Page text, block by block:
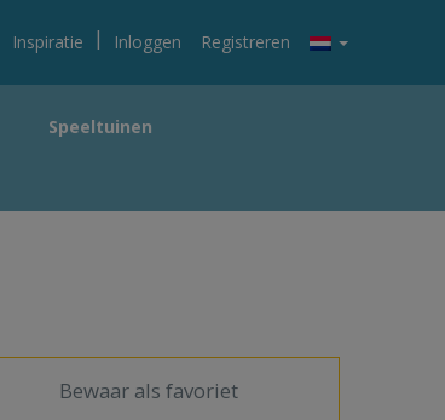
Inspiratie | Inloggen Registreren
Speeltuinen
Bewaar als favoriet